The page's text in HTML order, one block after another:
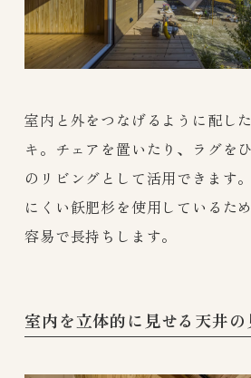
室内と外をつなげるように配し
キ。チェアを置いたり、ラグを
のリビングとして活用できます
にくい飫肥杉を使用しているた
容易で長持ちします。
室内を立体的に見せる天井の